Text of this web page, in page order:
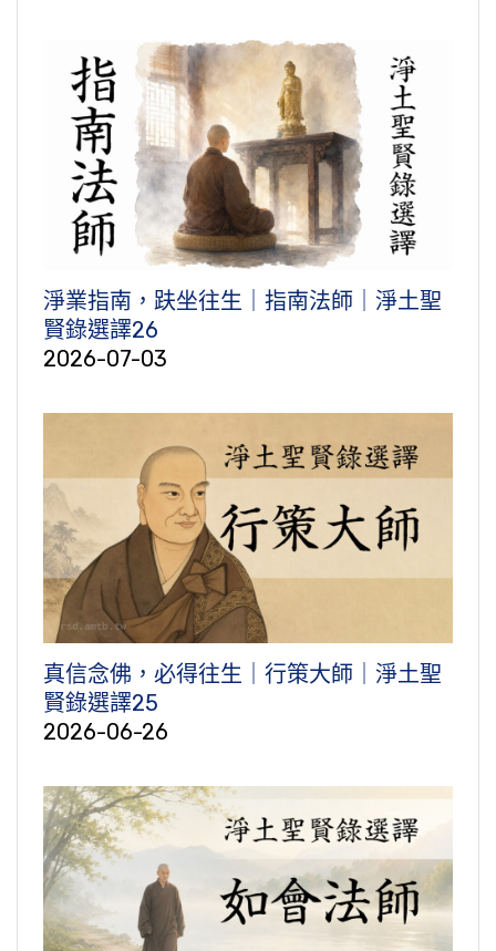
淨業指南，趺坐往生｜指南法師｜淨土聖
賢錄選譯26
2026-07-03
真信念佛，必得往生｜行策大師｜淨土聖
賢錄選譯25
2026-06-26